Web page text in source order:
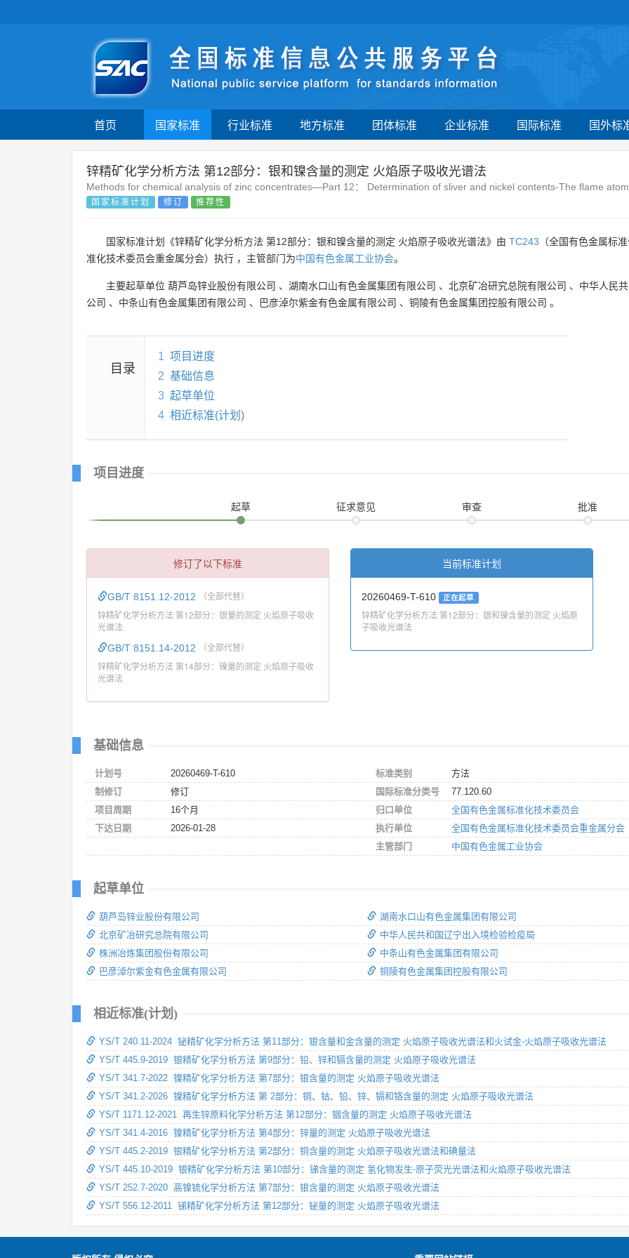
首页 国家标准 行业标准 地方标准 团体标准 企业标准 国际标准 国外标
锌精矿化学分析方法 第12部分：银和镍含量的测定 火焰原子吸收光谱法
Methods for chemical analysis of zinc concentrates—Part 12： Determination of sliver and nickel contents-The flame
国家标准计划 修订 推荐性
国家标准计划《锌精矿化学分析方法 第12部分：银和镍含量的测定 火焰原子吸收光谱法》由 TC243 （全国有色金属标
准化技术委员会重金属分会）执行 ，主管部门为中国有色金属工业协会。
主要起草单位 葫芦岛锌业股份有限公司 、 湖南水口山有色金属集团有限公司 、 北京矿冶研究总院有限公司 、 中华人民
公司 、 中条山有色金属集团有限公司 、 巴彦淖尔紫金有色金属有限公司 、 铜陵有色金属集团控股有限公司 。
目录
1 项目进度
2 基础信息
3 起草单位
4 相近标准(计划)
项目进度
起草 征求意见 审查 批准
修订了以下标准
GB/T 8151.12-2012 （全部代替）
锌精矿化学分析方法 第12部分：银量的测定 火焰原子吸收
光谱法
GB/T 8151.14-2012 （全部代替）
锌精矿化学分析方法 第14部分：镍量的测定 火焰原子吸收
光谱法
当前标准计划
20260469-T-610 正在起草
锌精矿化学分析方法 第12部分：银和镍含量的测定 火焰原
子吸收光谱法
基础信息
计划号
20260469-T-610
制修订
修订
项目周期
16个月
下达日期
2026-01-28
标准类别
方法
国际标准分类号
77.120.60
归口单位
全国有色金属标准化技术委员会
执行单位
全国有色金属标准化技术委员会重金属分会
主管部门
中国有色金属工业协会
起草单位
葫芦岛锌业股份有限公司
北京矿冶研究总院有限公司
株洲冶炼集团股份有限公司
巴彦淖尔紫金有色金属有限公司
湖南水口山有色金属集团有限公司
中华人民共和国辽宁出入境检验检疫局
中条山有色金属集团有限公司
铜陵有色金属集团控股有限公司
相近标准(计划)
YS/T 240.11-2024 铋精矿化学分析方法 第11部分：银含量和金含量的测定 火焰原子吸收光谱法和火试金-火焰原子吸收光谱法
YS/T 445.9-2019 银精矿化学分析方法 第9部分：铅、锌和镉含量的测定 火焰原子吸收光谱法
YS/T 341.7-2022 镍精矿化学分析方法 第7部分：银含量的测定 火焰原子吸收光谱法
YS/T 341.2-2026 镍精矿化学分析方法 第 2部分：铜、钴、铅、锌、镉和铬含量的测定 火焰原子吸收光谱法
YS/T 1171.12-2021 再生锌原料化学分析方法 第12部分：铟含量的测定 火焰原子吸收光谱法
YS/T 341.4-2016 镍精矿化学分析方法 第4部分：锌量的测定 火焰原子吸收光谱法
YS/T 445.2-2019 银精矿化学分析方法 第2部分：铜含量的测定 火焰原子吸收光谱法和碘量法
YS/T 445.10-2019 银精矿化学分析方法 第10部分：锑含量的测定 氢化物发生-原子荧光光谱法和火焰原子吸收光谱法
YS/T 252.7-2020 高镍锍化学分析方法 第7部分：银含量的测定 火焰原子吸收光谱法
YS/T 556.12-2011 锑精矿化学分析方法 第12部分：铋量的测定 火焰原子吸收光谱法